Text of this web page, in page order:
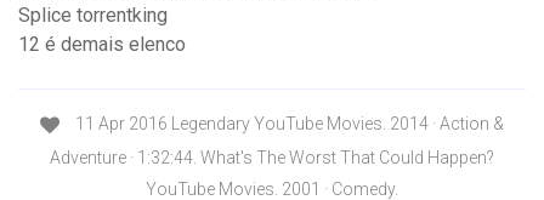
Splice torrentking
12 é demais elenco
11 Apr 2016 Legendary YouTube Movies. 2014 · Action &
Adventure · 1:32:44. What's The Worst That Could Happen?
YouTube Movies. 2001 · Comedy.